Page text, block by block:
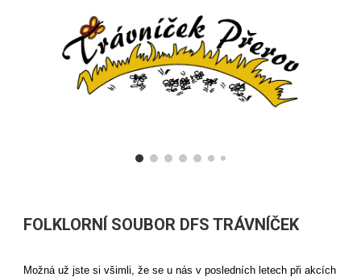
FOLKLORNÍ SOUBOR DFS TRÁVNÍČEK
Možná už jste si všimli, že se u nás v posledních letech při akcích